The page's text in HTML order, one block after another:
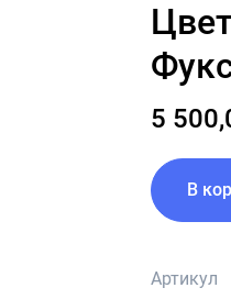
5
В
Артикул